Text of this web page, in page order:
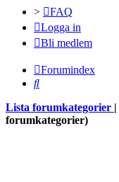
>
FAQ
Logga in
Bli medlem
Forumindex
Sök
Lista forumkategorier
forumkategorier)